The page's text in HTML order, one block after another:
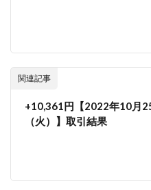
関連記事
+10,361円【2022年10月
（火）】取引結果